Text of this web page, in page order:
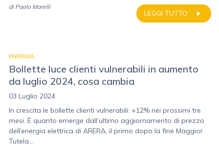
LEGGI TUTTO
di Paolo Marelli
ENERGIA
Bollette luce clienti vulnerabili in aumento
da luglio 2024, cosa cambia
03 Luglio 2024
In crescita le bollette clienti vulnerabili: +12% nei prossimi tre
mesi. È quanto emerge dall’ultimo aggiornamento di prezzo
dell’energia elettrica di ARERA, il primo dopo la fine Maggior
Tutela...